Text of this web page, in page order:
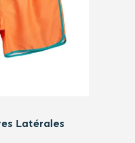
Latérales